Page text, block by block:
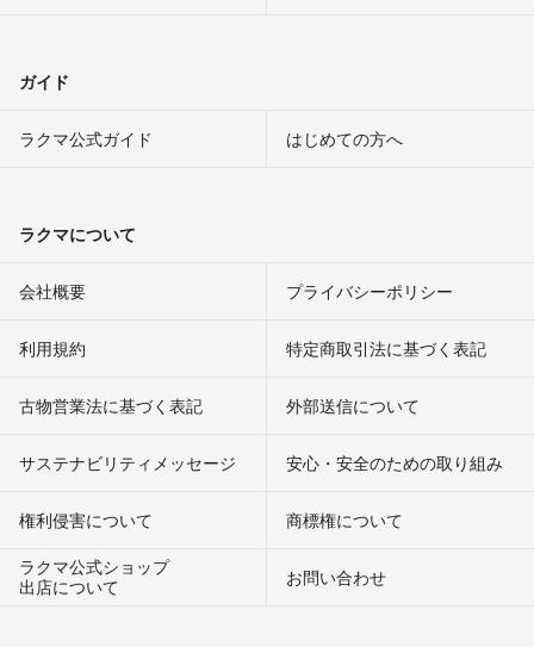
ガイド
ラクマ公式ガイド はじめての方へ
ラクマについて
会社概要 プライバシーポリシー
利用規約 特定商取引法に基づく表記
古物営業法に基づく表記 外部送信について
サステナビリティメッセージ 安心・安全のための取り組み
権利侵害について
商標権について
ラクマ公式ショップ
出店について
お問い合わせ